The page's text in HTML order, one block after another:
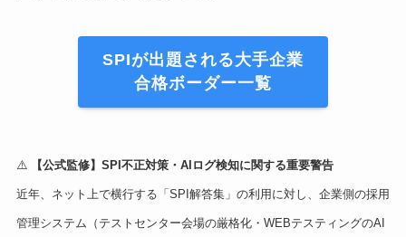
SPIが出題される大手企業
合格ボーダー一覧
⚠️ 【公式監修】SPI不正対策・AIログ検知に関する重要警告
近年、ネット上で横行する「SPI解答集」の利用に対し、企業側の採用
管理システム（テストセンター会場の厳格化・WEBテスティングのAI